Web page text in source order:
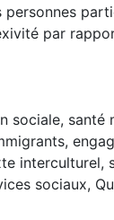
personnes
par
sociale, santé
interculturel,
sociaux,